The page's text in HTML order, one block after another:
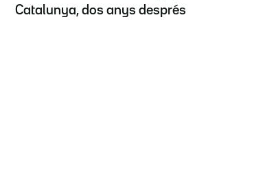
Catalunya, dos anys després